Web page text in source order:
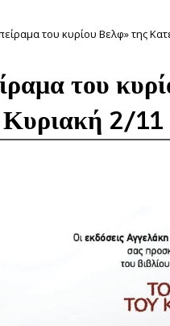
του κυρίου Βελφ» της
του
Κυριακή 2/